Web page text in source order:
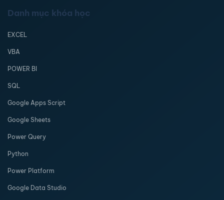
Danh mục khóa học
EXCEL
VBA
POWER BI
SQL
Google Apps Script
Google Sheets
Power Query
Python
Power Platform
Google Data Studio